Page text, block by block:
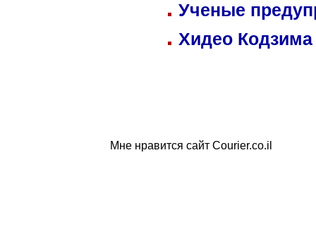
Ученые
Хидео
Мне нравится сайт Courier.co.il